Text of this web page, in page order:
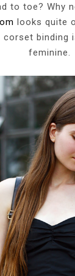
to toe? Why
looks quite
binding
feminine.